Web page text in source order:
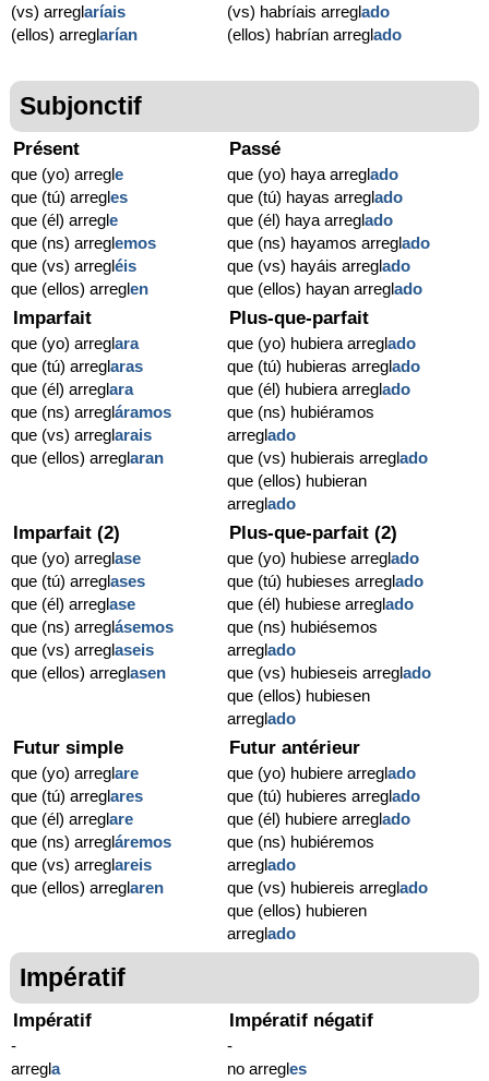
(vs) arreglaríais
(ellos) arreglarían
(vs) habríais arreglado
(ellos) habrían arreglado
Subjonctif
Présent
que (yo) arregle
que (tú) arregles
que (él) arregle
que (ns) arreglemos
que (vs) arregléis
que (ellos) arreglen
Passé
que (yo) haya arreglado
que (tú) hayas arreglado
que (él) haya arreglado
que (ns) hayamos arreglado
que (vs) hayáis arreglado
que (ellos) hayan arreglado
Imparfait
que (yo) arreglara
que (tú) arreglaras
que (él) arreglara
que (ns) arregláramos
que (vs) arreglarais
que (ellos) arreglaran
Plus-que-parfait
que (yo) hubiera arreglado
que (tú) hubieras arreglado
que (él) hubiera arreglado
que (ns) hubiéramos
arreglado
que (vs) hubierais arreglado
que (ellos) hubieran
arreglado
Imparfait (2)
que (yo) arreglase
que (tú) arreglases
que (él) arreglase
que (ns) arreglásemos
que (vs) arreglaseis
que (ellos) arreglasen
Plus-que-parfait (2)
que (yo) hubiese arreglado
que (tú) hubieses arreglado
que (él) hubiese arreglado
que (ns) hubiésemos
arreglado
que (vs) hubieseis arreglado
que (ellos) hubiesen
arreglado
Futur simple
que (yo) arreglare
que (tú) arreglares
que (él) arreglare
que (ns) arregláremos
que (vs) arreglareis
que (ellos) arreglaren
Futur antérieur
que (yo) hubiere arreglado
que (tú) hubieres arreglado
que (él) hubiere arreglado
que (ns) hubiéremos
arreglado
que (vs) hubiereis arreglado
que (ellos) hubieren
arreglado
Impératif
Impératif
-
arregla
Impératif négatif
-
no arregles